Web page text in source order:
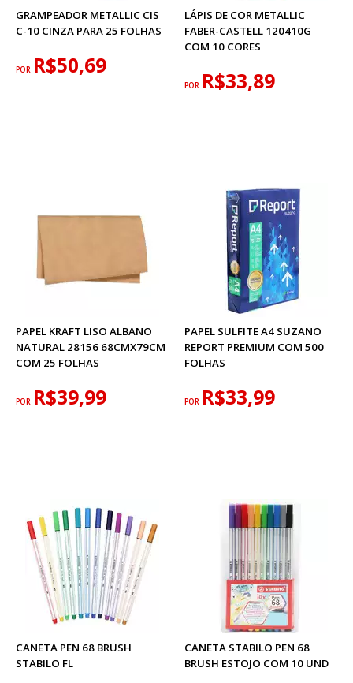
GRAMPEADOR METALLIC CIS
C-10 CINZA PARA 25 FOLHAS
POR R$50,69
LÁPIS DE COR METALLIC
FABER-CASTELL 120410G
COM 10 CORES
POR R$33,89
PAPEL KRAFT LISO ALBANO
NATURAL 28156 68CMX79CM
COM 25 FOLHAS
POR R$39,99
PAPEL SULFITE A4 SUZANO
REPORT PREMIUM COM 500
FOLHAS
POR R$33,99
CANETA PEN 68 BRUSH
STABILO FL
CANETA STABILO PEN 68
BRUSH ESTOJO COM 10 UND